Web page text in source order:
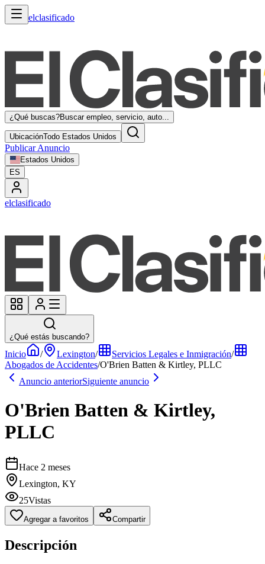
elclasificado
¿Qué buscas?Buscar empleo, servicio, auto...
UbicaciónTodo Estados Unidos
Publicar Anuncio
Estados Unidos
ES
elclasificado
¿Qué estás buscando?
Inicio / Lexington/ Servicios Legales e Inmigración/
Abogados de Accidentes/O'Brien Batten & Kirtley, PLLC
Anuncio anteriorSiguiente anuncio
O'Brien Batten & Kirtley,
PLLC
Hace 2 meses
Lexington, KY
25Vistas
Agregar a favoritos Compartir
Descripción